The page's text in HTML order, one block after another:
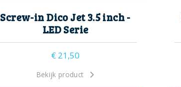
Screw-in Dico Jet 3.5 inch -
LED Serie
€ 21,50
Bekijk product